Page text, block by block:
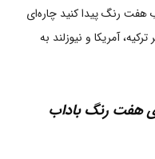
هفت رنگ پیدا کنید چاره‌ای
آمریکا و نیوزلند به
هفت رنگ باداب